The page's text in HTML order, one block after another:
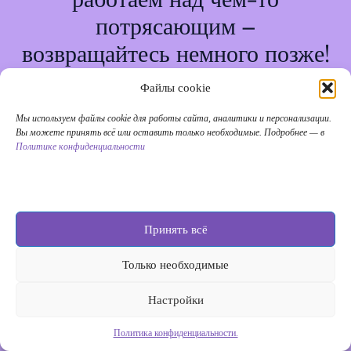
Файлы cookie
Мы используем файлы cookie для работы сайта, аналитики и персонализации.
Вы можете принять всё или оставить только необходимые. Подробнее — в
Политике конфиденциальности
Принять всё
Только необходимые
Настройки
Политика конфиденциальности.
потрясающим –
возвращайтесь немного позже!